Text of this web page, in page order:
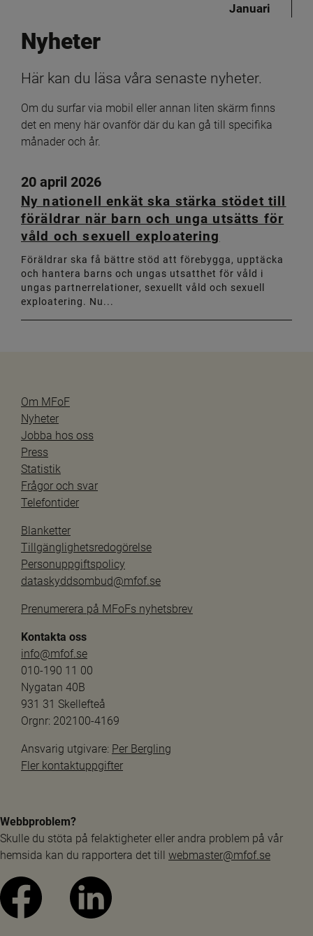
Januari
Nyheter
Här kan du läsa våra senaste nyheter.
Om du surfar via mobil eller annan liten skärm finns
det en meny här ovanför där du kan gå till specifika
månader och år.
20 april 2026
Ny nationell enkät ska stärka stödet till
föräldrar när barn och unga utsätts för
våld och sexuell exploatering
Föräldrar ska få bättre stöd att förebygga, upptäcka
och hantera barns och ungas utsatthet för våld i
ungas partnerrelationer, sexuellt våld och sexuell
exploatering. Nu...
Om MFoF
Nyheter
Jobba hos oss
Press
Statistik
Frågor och svar
Telefontider
Blanketter
Tillgänglighetsredogörelse
Personuppgiftspolicy
dataskyddsombud@mfof.se
Prenumerera på MFoFs nyhetsbrev
Kontakta oss
info@mfof.se
010-190 11 00
Nygatan 40B
931 31 Skellefteå
Orgnr: 202100-4169
Ansvarig utgivare: Per Bergling
Fler kontaktuppgifter
Webbproblem?
Skulle du stöta på felaktigheter eller andra problem på vår
hemsida kan du rapportera det till webmaster@mfof.se